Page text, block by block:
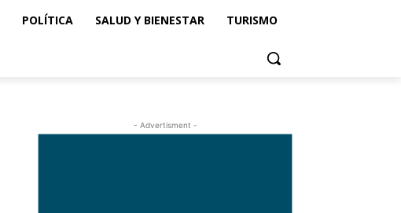
POLÍTICA SALUD Y BIENESTAR TURISMO
- Advertisment -